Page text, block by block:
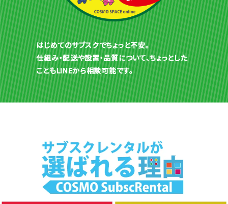
はじめてのサブスクでちょっと不安。
仕組み・配送や設置・品質について、ちょっとした
こともLINEから相談可能です。